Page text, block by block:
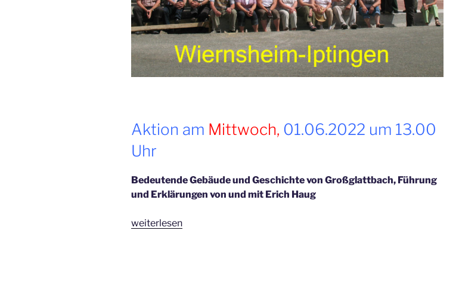
Aktion am Mittwoch, 01.06.2022 um 13.00
Uhr
Bedeutende Gebäude und Geschichte von Großglattbach, Führung
und Erklärungen von und mit Erich Haug
„Juni
weiterlesen